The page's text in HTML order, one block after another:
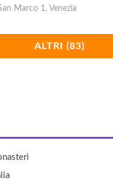
Marco 1, Venezia
Maria delle Salute
Salute 1, Venezia
Mosto 1533, Venezia
ALTRI (83)